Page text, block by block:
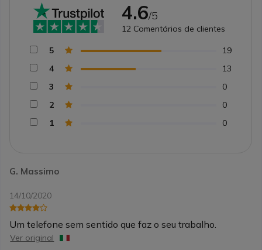
G. Massimo
14/10/2020
Um telefone sem sentido que faz o seu trabalho.
Ver original
4.6/5
12 Comentários de clientes
5
19
4
13
3
0
2
0
1
0